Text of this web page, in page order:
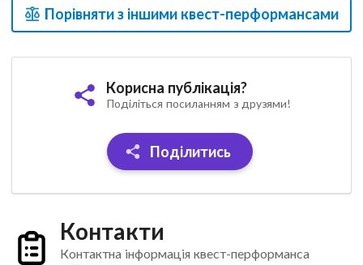
Порівняти з іншими квест-перформансами
Корисна публікація?
Поділіться посиланням з друзями!
Поділитись
Контакти
Контактна інформація квест-перформанса